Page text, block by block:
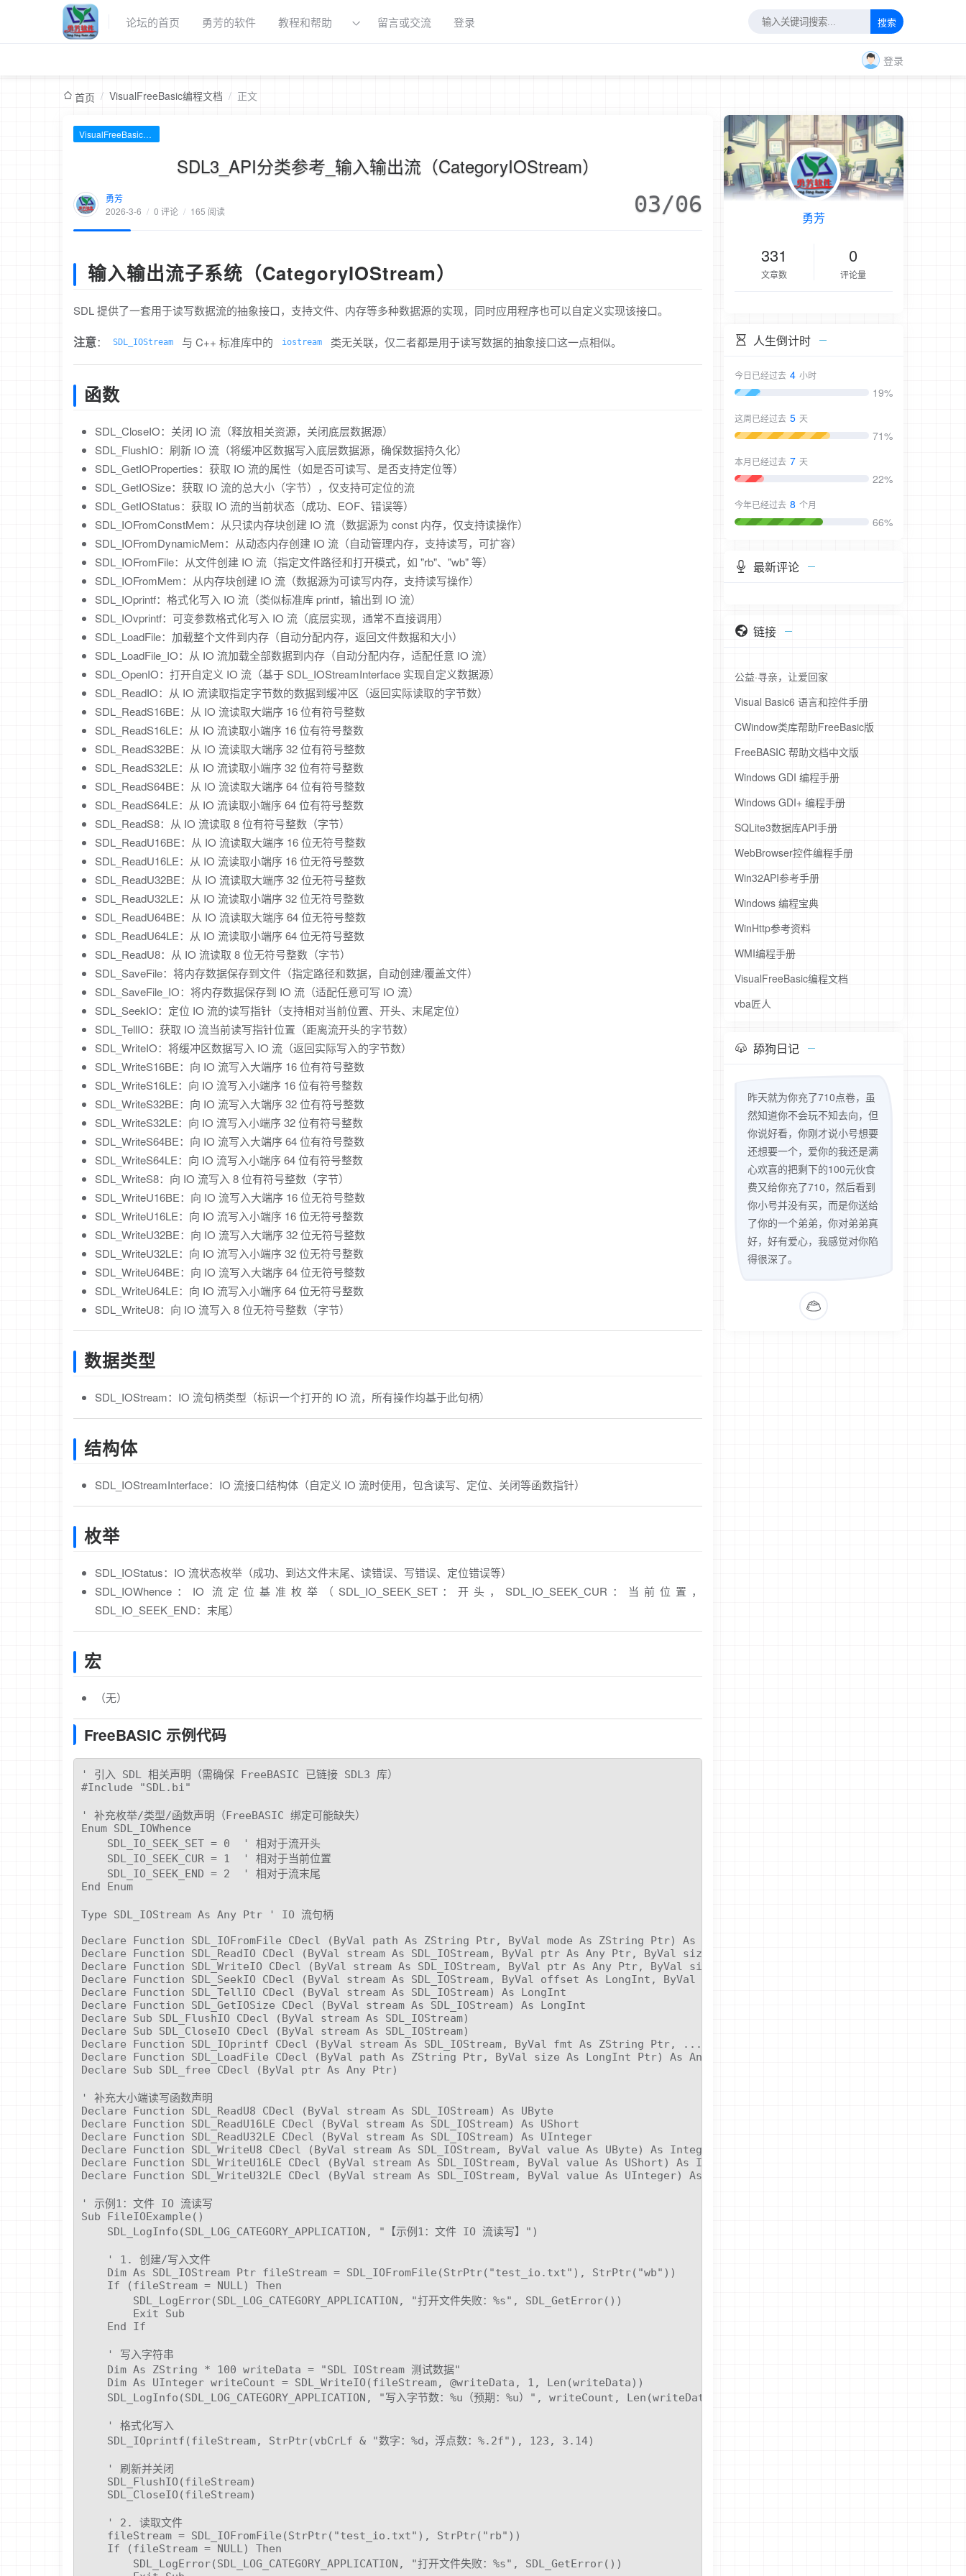
论坛的首页 勇芳的软件 教程和帮助 留言或交流 登录 搜索
登录
首页 / VisualFreeBasic编程文档 / 正文
VisualFreeBasic编程文档
SDL3_API分类参考_输入输出流（CategoryIOStream）
勇芳
2026-3-6 / 0 评论 / 165 阅读 03/06
输入输出流子系统（CategoryIOStream）
SDL 提供了一套用于读写数据流的抽象接口，支持文件、内存等多种数据源的实现，同时应用程序也可以自定义实现该接口。
注意： SDL_IOStream 与 C++ 标准库中的 iostream 类无关联，仅二者都是用于读写数据的抽象接口这一点相似。
函数
SDL_CloseIO：关闭 IO 流（释放相关资源，关闭底层数据源）
SDL_FlushIO：刷新 IO 流（将缓冲区数据写入底层数据源，确保数据持久化）
SDL_GetIOProperties：获取 IO 流的属性（如是否可读写、是否支持定位等）
SDL_GetIOSize：获取 IO 流的总大小（字节），仅支持可定位的流
SDL_GetIOStatus：获取 IO 流的当前状态（成功、EOF、错误等）
SDL_IOFromConstMem：从只读内存块创建 IO 流（数据源为 const 内存，仅支持读操作）
SDL_IOFromDynamicMem：从动态内存创建 IO 流（自动管理内存，支持读写，可扩容）
SDL_IOFromFile：从文件创建 IO 流（指定文件路径和打开模式，如 "rb"、"wb" 等）
SDL_IOFromMem：从内存块创建 IO 流（数据源为可读写内存，支持读写操作）
SDL_IOprintf：格式化写入 IO 流（类似标准库 printf，输出到 IO 流）
SDL_IOvprintf：可变参数格式化写入 IO 流（底层实现，通常不直接调用）
SDL_LoadFile：加载整个文件到内存（自动分配内存，返回文件数据和大小）
SDL_LoadFile_IO：从 IO 流加载全部数据到内存（自动分配内存，适配任意 IO 流）
SDL_OpenIO：打开自定义 IO 流（基于 SDL_IOStreamInterface 实现自定义数据源）
SDL_ReadIO：从 IO 流读取指定字节数的数据到缓冲区（返回实际读取的字节数）
SDL_ReadS16BE：从 IO 流读取大端序 16 位有符号整数
SDL_ReadS16LE：从 IO 流读取小端序 16 位有符号整数
SDL_ReadS32BE：从 IO 流读取大端序 32 位有符号整数
SDL_ReadS32LE：从 IO 流读取小端序 32 位有符号整数
SDL_ReadS64BE：从 IO 流读取大端序 64 位有符号整数
SDL_ReadS64LE：从 IO 流读取小端序 64 位有符号整数
SDL_ReadS8：从 IO 流读取 8 位有符号整数（字节）
SDL_ReadU16BE：从 IO 流读取大端序 16 位无符号整数
SDL_ReadU16LE：从 IO 流读取小端序 16 位无符号整数
SDL_ReadU32BE：从 IO 流读取大端序 32 位无符号整数
SDL_ReadU32LE：从 IO 流读取小端序 32 位无符号整数
SDL_ReadU64BE：从 IO 流读取大端序 64 位无符号整数
SDL_ReadU64LE：从 IO 流读取小端序 64 位无符号整数
SDL_ReadU8：从 IO 流读取 8 位无符号整数（字节）
SDL_SaveFile：将内存数据保存到文件（指定路径和数据，自动创建/覆盖文件）
SDL_SaveFile_IO：将内存数据保存到 IO 流（适配任意可写 IO 流）
SDL_SeekIO：定位 IO 流的读写指针（支持相对当前位置、开头、末尾定位）
SDL_TellIO：获取 IO 流当前读写指针位置（距离流开头的字节数）
SDL_WriteIO：将缓冲区数据写入 IO 流（返回实际写入的字节数）
SDL_WriteS16BE：向 IO 流写入大端序 16 位有符号整数
SDL_WriteS16LE：向 IO 流写入小端序 16 位有符号整数
SDL_WriteS32BE：向 IO 流写入大端序 32 位有符号整数
SDL_WriteS32LE：向 IO 流写入小端序 32 位有符号整数
SDL_WriteS64BE：向 IO 流写入大端序 64 位有符号整数
SDL_WriteS64LE：向 IO 流写入小端序 64 位有符号整数
SDL_WriteS8：向 IO 流写入 8 位有符号整数（字节）
SDL_WriteU16BE：向 IO 流写入大端序 16 位无符号整数
SDL_WriteU16LE：向 IO 流写入小端序 16 位无符号整数
SDL_WriteU32BE：向 IO 流写入大端序 32 位无符号整数
SDL_WriteU32LE：向 IO 流写入小端序 32 位无符号整数
SDL_WriteU64BE：向 IO 流写入大端序 64 位无符号整数
SDL_WriteU64LE：向 IO 流写入小端序 64 位无符号整数
SDL_WriteU8：向 IO 流写入 8 位无符号整数（字节）
数据类型
SDL_IOStream：IO 流句柄类型（标识一个打开的 IO 流，所有操作均基于此句柄）
结构体
SDL_IOStreamInterface：IO 流接口结构体（自定义 IO 流时使用，包含读写、定位、关闭等函数指针）
枚举
SDL_IOStatus：IO 流状态枚举（成功、到达文件末尾、读错误、写错误、定位错误等）
SDL_IOWhence：IO 流定位基准枚举（SDL_IO_SEEK_SET：开头，SDL_IO_SEEK_CUR：当前位置，
SDL_IO_SEEK_END：末尾）
宏
（无）
FreeBASIC 示例代码
' 引入 SDL 相关声明（需确保 FreeBASIC 已链接 SDL3 库）
#Include "SDL.bi"
' 补充枚举/类型/函数声明（FreeBASIC 绑定可能缺失）
Enum SDL_IOWhence
    SDL_IO_SEEK_SET = 0  ' 相对于流开头
    SDL_IO_SEEK_CUR = 1  ' 相对于当前位置
    SDL_IO_SEEK_END = 2  ' 相对于流末尾
End Enum
Type SDL_IOStream As Any Ptr ' IO 流句柄
Declare Function SDL_IOFromFile CDecl (ByVal path As ZString Ptr, ByVal mode As ZString Ptr) As SDL_IOStream
Declare Function SDL_ReadIO CDecl (ByVal stream As SDL_IOStream, ByVal ptr As Any Ptr, ByVal size As UInteger, ByVal maxnum As
Declare Function SDL_WriteIO CDecl (ByVal stream As SDL_IOStream, ByVal ptr As Any Ptr, ByVal size As UInteger, ByVal num As UInteger)
Declare Function SDL_SeekIO CDecl (ByVal stream As SDL_IOStream, ByVal offset As LongInt, ByVal whence As SDL_IOWhence) As LongInt
Declare Function SDL_TellIO CDecl (ByVal stream As SDL_IOStream) As LongInt
Declare Function SDL_GetIOSize CDecl (ByVal stream As SDL_IOStream) As LongInt
Declare Sub SDL_FlushIO CDecl (ByVal stream As SDL_IOStream)
Declare Sub SDL_CloseIO CDecl (ByVal stream As SDL_IOStream)
Declare Function SDL_IOprintf CDecl (ByVal stream As SDL_IOStream, ByVal fmt As ZString Ptr, ...) As Integer
Declare Function SDL_LoadFile CDecl (ByVal path As ZString Ptr, ByVal size As LongInt Ptr) As Any Ptr
Declare Sub SDL_free CDecl (ByVal ptr As Any Ptr)
' 补充大小端读写函数声明
Declare Function SDL_ReadU8 CDecl (ByVal stream As SDL_IOStream) As UByte
Declare Function SDL_ReadU16LE CDecl (ByVal stream As SDL_IOStream) As UShort
Declare Function SDL_ReadU32LE CDecl (ByVal stream As SDL_IOStream) As UInteger
Declare Function SDL_WriteU8 CDecl (ByVal stream As SDL_IOStream, ByVal value As UByte) As Integer
Declare Function SDL_WriteU16LE CDecl (ByVal stream As SDL_IOStream, ByVal value As UShort) As Integer
Declare Function SDL_WriteU32LE CDecl (ByVal stream As SDL_IOStream, ByVal value As UInteger) As Integer
' 示例1：文件 IO 流读写
Sub FileIOExample()
    SDL_LogInfo(SDL_LOG_CATEGORY_APPLICATION, "【示例1：文件 IO 流读写】")
    ' 1. 创建/写入文件
    Dim As SDL_IOStream Ptr fileStream = SDL_IOFromFile(StrPtr("test_io.txt"), StrPtr("wb"))
    If (fileStream = NULL) Then
        SDL_LogError(SDL_LOG_CATEGORY_APPLICATION, "打开文件失败：%s", SDL_GetError())
        Exit Sub
    End If
    ' 写入字符串
    Dim As ZString * 100 writeData = "SDL IOStream 测试数据"
    Dim As UInteger writeCount = SDL_WriteIO(fileStream, @writeData, 1, Len(writeData))
    SDL_LogInfo(SDL_LOG_CATEGORY_APPLICATION, "写入字节数：%u（预期：%u）", writeCount, Len(writeData))
    ' 格式化写入
    SDL_IOprintf(fileStream, StrPtr(vbCrLf & "数字：%d，浮点数：%.2f"), 123, 3.14)
    ' 刷新并关闭
    SDL_FlushIO(fileStream)
    SDL_CloseIO(fileStream)
    ' 2. 读取文件
    fileStream = SDL_IOFromFile(StrPtr("test_io.txt"), StrPtr("rb"))
    If (fileStream = NULL) Then
        SDL_LogError(SDL_LOG_CATEGORY_APPLICATION, "打开文件失败：%s", SDL_GetError())
勇芳
331
文章数
0
评论量
人生倒计时
今日已经过去 4 小时
19%
这周已经过去 5 天
71%
本月已经过去 7 天
22%
今年已经过去 8 个月
66%
最新评论
链接
公益·寻亲，让爱回家
Visual Basic6 语言和控件手册
CWindow类库帮助FreeBasic版
FreeBASIC 帮助文档中文版
Windows GDI 编程手册
Windows GDI+ 编程手册
SQLite3数据库API手册
WebBrowser控件编程手册
Win32API参考手册
Windows 编程宝典
WinHttp参考资料
WMI编程手册
VisualFreeBasic编程文档
vba匠人
舔狗日记
昨天就为你充了710点卷，虽
然知道你不会玩不知去向，但
你说好看，你刚才说小号想要
还想要一个，爱你的我还是满
心欢喜的把剩下的100元伙食
费又给你充了710，然后看到
你小号并没有买，而是你送给
了你的一个弟弟，你对弟弟真
好，好有爱心，我感觉对你陷
得很深了。